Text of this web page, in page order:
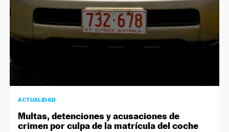
ACTUALIDAD
Multas, detenciones y acusaciones de
crimen por culpa de la matrícula del coche